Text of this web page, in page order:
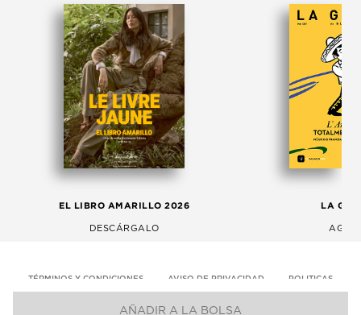
AÑADIR A LA BOLSA
EL LIBRO AMARILLO 2026
DESCÁRGALO
LA
TÉRMINOS Y CONDICIONES AVISO DE PRIVACIDAD POLITICAS